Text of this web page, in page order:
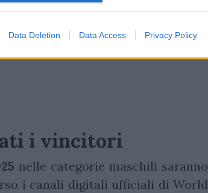
Data Deletion Data Access Privacy Policy
i vincitori
nelle categorie maschili saranno
i canali digitali ufficiali di World